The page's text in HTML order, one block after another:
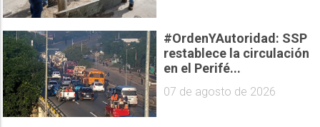
#OrdenYAutoridad: SSP
restablece la circulación
en el Perifé...
07 de agosto de 2026